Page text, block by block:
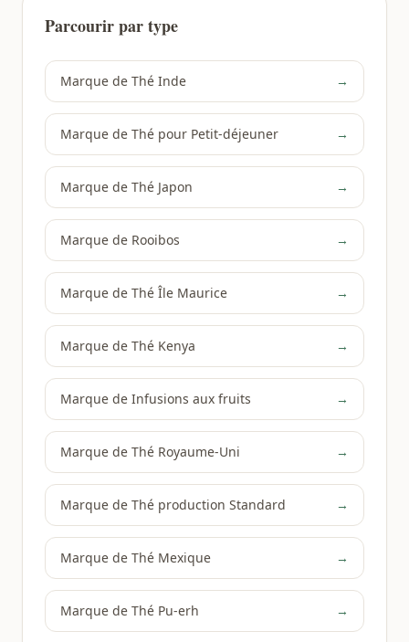
Parcourir par type
Marque de Thé Inde →
Marque de Thé pour Petit-déjeuner →
Marque de Thé Japon →
Marque de Rooibos →
Marque de Thé Île Maurice →
Marque de Thé Kenya →
Marque de Infusions aux fruits →
Marque de Thé Royaume-Uni →
Marque de Thé production Standard →
Marque de Thé Mexique →
Marque de Thé Pu-erh →